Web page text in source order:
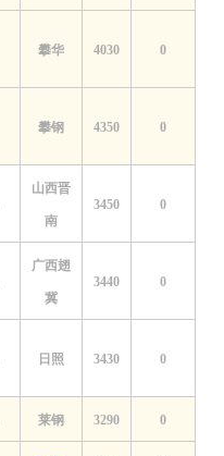
攀华 4030 0
攀钢 4350 0
山西晋
南
3450 0
广西翅
冀
3440 0
日照 3430 0
莱钢 3290 0